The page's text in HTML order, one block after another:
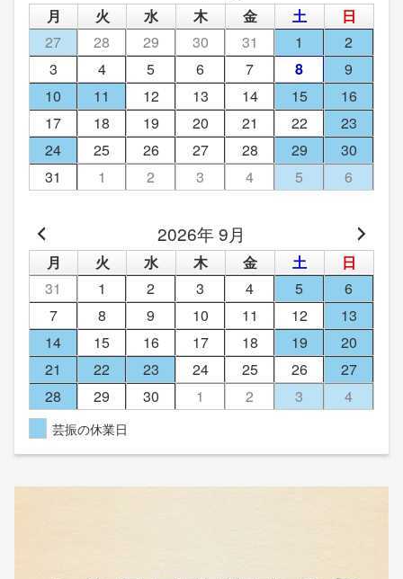
月 火 水 木 金 土
日
27
28 29 30 31 1
2
3
4 5 6 7 8
9
10
11 12 13 14 15
16
17
18 19 20 21 22
23
24
25 26 27 28 29
30
31
1 2 3 4 5 6
2026年 9月
月 火 水 木 金 土
日
31
1 2 3 4 5
6
7
8 9 10 11 12
13
14
15 16 17 18 19
20
21
22 23 24 25 26
27
28
29 30 1 2 3 4
芸振の休業日